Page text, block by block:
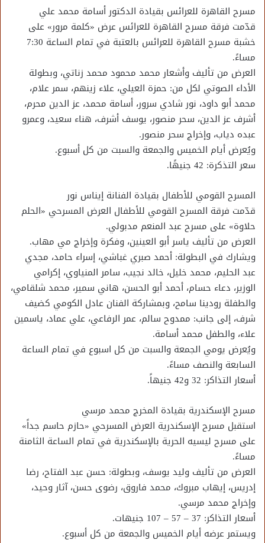
مسرح القاهرة للعرائس بقيادة الدكتور أسامة محمد علي
قدّمت فرقة مسرح القاهرة للعرائس عرض «كلمة مرور» على
خشبة مسرح القاهرة للعرائس بالعتبة في تمام الساعة 7:30
مساءً.
العرض من تأليف وأشعار محمد محمود محمد زناتي، وبطولة
الأداء الصوتي لكل من: حمزة العيلي، علاء زينهم، سمر علام،
محمد أبو داود، نور شادي سرور، أسامة محمد، عز الدين محرم،
أشرف عز الدين، سحر منصور، يوسف أشرف، هناء سعيد، وعمرو
عبده دياب، وإخراج سحر منصور.
ويُعرض أيام الخميس والجمعة والسبت من كل أسبوع.
سعر التذكرة: 42 جنيهًا.
المسرح القومي للأطفال بقيادة الفنانة إيناس نور
قدّمت فرقة المسرح القومي للأطفال العرض المسرحي «الحلم
حلاوة» على مسرح عبد المنعم مدبولي.
العرض من تأليف ياسر أبو العينين، وفكرة وإخراج مي مهاب.
ويشارك في البطولة: أحمد صبري غباشي، إسراء حامد، مجدي
عبد الحليم، محمد خليل، خالد نجيب، سامر المنياوي، إكرامي
الوزير، دعاء حسام، أحمد أبو الحسن، هاني سمير، محمد شلقامي،
والطفلة رودينا سامح، وبمشاركة الفنان عادل الكومي كضيف
شرف، إلى جانب: ممدوح سالم، عمر الرفاعي، علي عماد، ياسمين
علاء، والطفل محمد أسامة.
ويُعرض يومي الجمعة والسبت من كل اسبوع في تمام الساعة
السابعة والنصف مساءً.
أسعار التذاكر: 32 و42 جنيهاً.
مسرح الإسكندرية بقيادة المخرج محمد مرسي
استقبل مسرح الإسكندرية العرض المسرحي «حازم حاسم جداً»
على مسرح ليسيه الحرية بالإسكندرية في تمام الساعة الثامنة
مساءً.
العرض من تأليف وليد يوسف، وبطولة: حسن عبد الفتاح، رضا
إدريس، إيهاب مبروك، محمد فاروق، رضوى حسن، آثار وحيد،
وإخراج محمد مرسي.
أسعار التذاكر: 37 – 57 – 107 جنيهات.
ويستمر عرضه أيام الخميس والجمعة من كل أسبوع.